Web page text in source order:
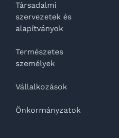
Társadalmi
szervezetek és
alapítványok
Természetes
személyek
Vállalkozások
Önkormányzatok